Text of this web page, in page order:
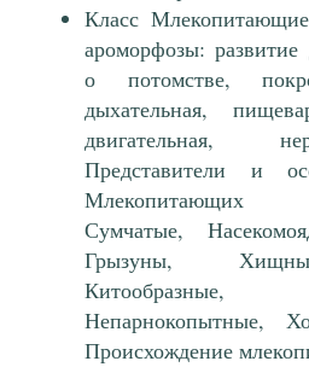
Класс
ароморфозы:
о потомстве,
дыхательная,
двигательная,
Представители и
Млекопитающих
Сумчатые,
Грызуны,
Китообразные,
Непарнокопытные,
Происхождение